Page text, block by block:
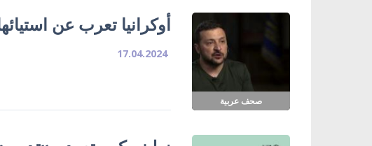
صحف عربية
أوكرانيا تعرب عن
17.04.2024